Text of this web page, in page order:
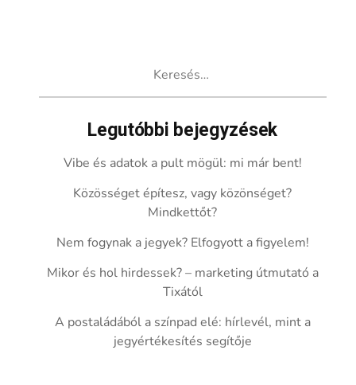
Legutóbbi bejegyzések
Vibe és adatok a pult mögül: mi már bent!
Közösséget építesz, vagy közönséget?
Mindkettőt?
Nem fogynak a jegyek? Elfogyott a figyelem!
Mikor és hol hirdessek? – marketing útmutató a
Tixától
A postaládából a színpad elé: hírlevél, mint a
jegyértékesítés segítője